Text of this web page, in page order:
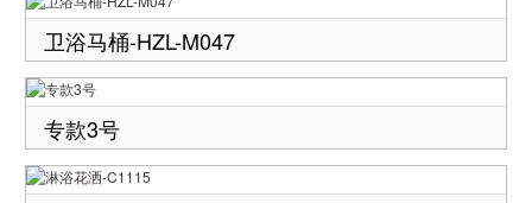
卫浴马桶-HZL-M047
专款3号